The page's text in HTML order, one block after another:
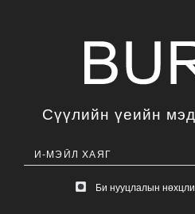
Сүүлийн үеийн
Би нууцлалын